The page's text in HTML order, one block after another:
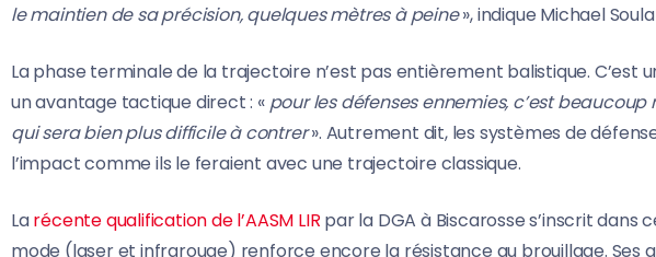
le maintien de sa précision, quelques mètres à peine», indique Michael
La phase terminale de la trajectoire n’est pas entièrement balistique. C’est
un avantage tactique direct : « pour les défenses ennemies, c’est
qui sera bien plus difficile à contrer». Autrement dit, les systèmes de
l’impact comme ils le feraient avec une trajectoire classique.
Larécente qualification de l’AASM LIR par la DGA à Biscarosse s’inscrit
mode (laser et infrarouge) renforce encore la résistance au brouillage. Ses